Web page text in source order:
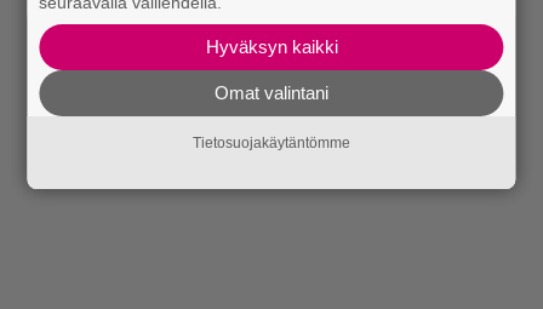
Hyväksyn kaikki
Omat valintani
Tietosuojakäytäntömme